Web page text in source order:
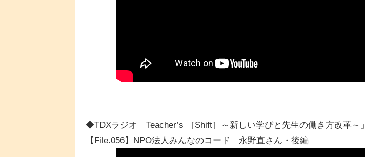
◆TDXラジオ「Teacher’s ［Shift］～新しい学びと先生の働き方改革～」
【File.056】NPO法人みんなのコード 永野直さん・後編